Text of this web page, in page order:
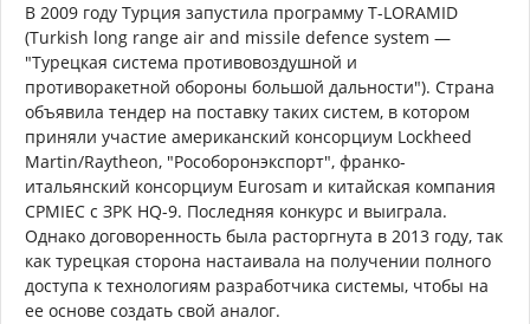
В 2009 году Турция запустила программу T-LORAMID
(Turkish long range air and missile defence system —
"Турецкая система противовоздушной и
противоракетной обороны большой дальности"). Страна
объявила тендер на поставку таких систем, в котором
приняли участие американский консорциум Lockheed
Martin/Raytheon, "Рособоронэкспорт", франко-
итальянский консорциум Eurosam и китайская компания
CPMIEC с ЗРК HQ-9. Последняя конкурс и выиграла.
Однако договоренность была расторгнута в 2013 году, так
как турецкая сторона настаивала на получении полного
доступа к технологиям разработчика системы, чтобы на
ее основе создать свой аналог.